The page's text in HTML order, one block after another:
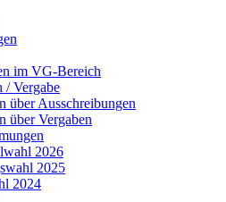
im VG-Bereich
/ Vergabe
über Ausschreibungen
über Vergaben
2026
2025
2024